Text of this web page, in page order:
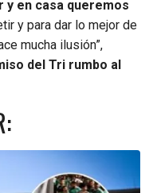
y en casa queremos
y para dar lo mejor de
mucha ilusión”,
del Tri rumbo al